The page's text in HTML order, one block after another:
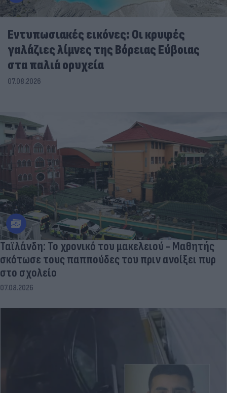
Εντυπωσιακές εικόνες: Οι κρυφές
γαλάζιες λίμνες της Βόρειας Εύβοιας
στα παλιά ορυχεία
07.08.2026
Ταϊλάνδη: Το χρονικό του μακελειού - Μαθητής
σκότωσε τους παππούδες του πριν ανοίξει πυρ
στο σχολείο
07.08.2026